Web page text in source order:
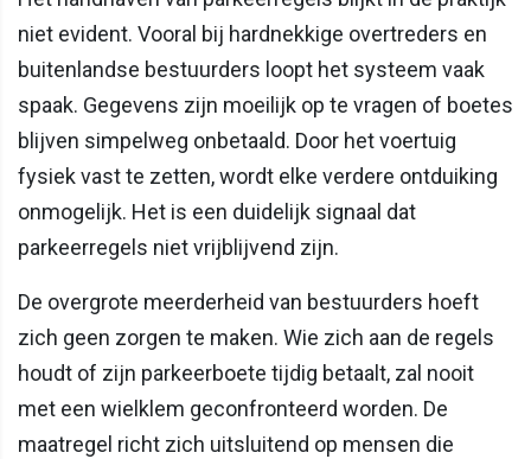
niet evident. Vooral bij hardnekkige overtreders en
buitenlandse bestuurders loopt het systeem vaak
spaak. Gegevens zijn moeilijk op te vragen of boetes
blijven simpelweg onbetaald. Door het voertuig
fysiek vast te zetten, wordt elke verdere ontduiking
onmogelijk. Het is een duidelijk signaal dat
parkeerregels niet vrijblijvend zijn.
De overgrote meerderheid van bestuurders hoeft
zich geen zorgen te maken. Wie zich aan de regels
houdt of zijn parkeerboete tijdig betaalt, zal nooit
met een wielklem geconfronteerd worden. De
maatregel richt zich uitsluitend op mensen die